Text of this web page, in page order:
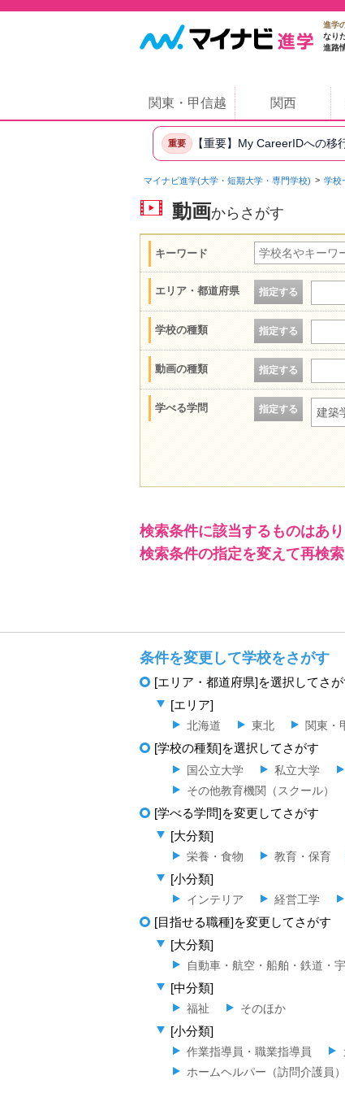
進学
なり
進路
関東・甲信越 関西
重要 【重要】My CareerIDへの移
マイナビ進学(大学・短期大学・専門学校) 学校
動画からさがす
キーワード
エリア・都道府県 指定する
学校の種類 指定する
動画の種類 指定する
学べる学問 指定する 建築
検索条件に該当するものはあり
検索条件の指定を変えて再検索
条件を変更して学校をさがす
[エリア・都道府県]を選択してさが
[エリア]
北海道 東北 関東・
[学校の種類]を選択してさがす
国公立大学 私立大学
その他教育機関（スクール）
[学べる学問]を変更してさがす
[大分類]
栄養・食物 教育・保育
[小分類]
インテリア 経営工学
[目指せる職種]を変更してさがす
[大分類]
自動車・航空・船舶・鉄道・
[中分類]
福祉 そのほか
[小分類]
作業指導員・職業指導員
ホームヘルパー（訪問介護員）